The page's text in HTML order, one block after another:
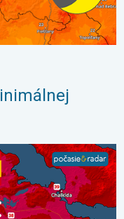
Až 45 °C. . . streda